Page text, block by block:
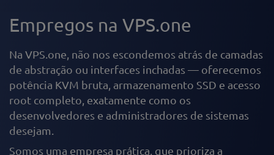
Empregos na VPS.one
Na VPS.one, não nos escondemos atrás de camadas
de abstração ou interfaces inchadas — oferecemos
potência KVM bruta, armazenamento SSD e acesso
root completo, exatamente como os
desenvolvedores e administradores de sistemas
desejam.
Somos uma empresa prática, que prioriza a